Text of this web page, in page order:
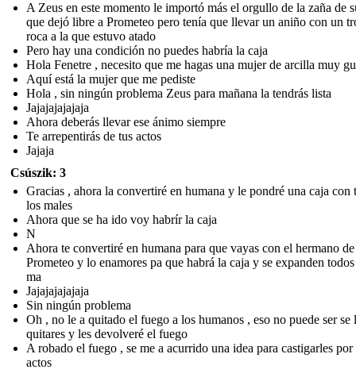
A Zeus en este momento le importó más el orgullo de la zaña de
que dejó libre a Prometeo pero tenía que llevar un aniño con un
roca a la que estuvo atado
Pero hay una condición no puedes habría la caja
Hola Fenetre , necesito que me hagas una mujer de arcilla muy
Aquí está la mujer que me pediste
Hola , sin ningún problema Zeus para mañana la tendrás lista
Jajajajajajaja
Ahora deberás llevar ese ánimo siempre
Te arrepentirás de tus actos
Jajaja
Csúszik: 3
Gracias , ahora la convertiré en humana y le pondré una caja con
los males
Ahora que se ha ido voy habrír la caja
N
Ahora te convertiré en humana para que vayas con el hermano de
Prometeo y lo enamores pa que habrá la caja y se expanden
ma
Jajajajajajaja
Sin ningún problema
Oh , no le a quitado el fuego a los humanos , eso no puede ser se
quitares y les devolveré el fuego
A robado el fuego , se me a acurrido una idea para castigarles por
actos